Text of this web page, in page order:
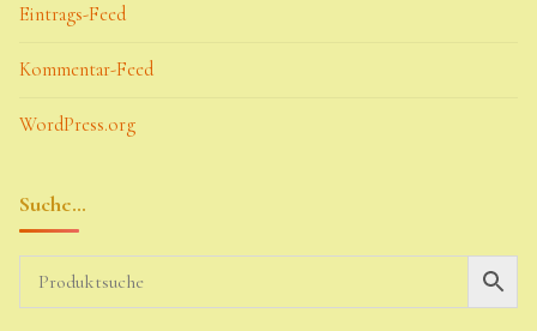
Eintrags-Feed
Kommentar-Feed
WordPress.org
Suche…